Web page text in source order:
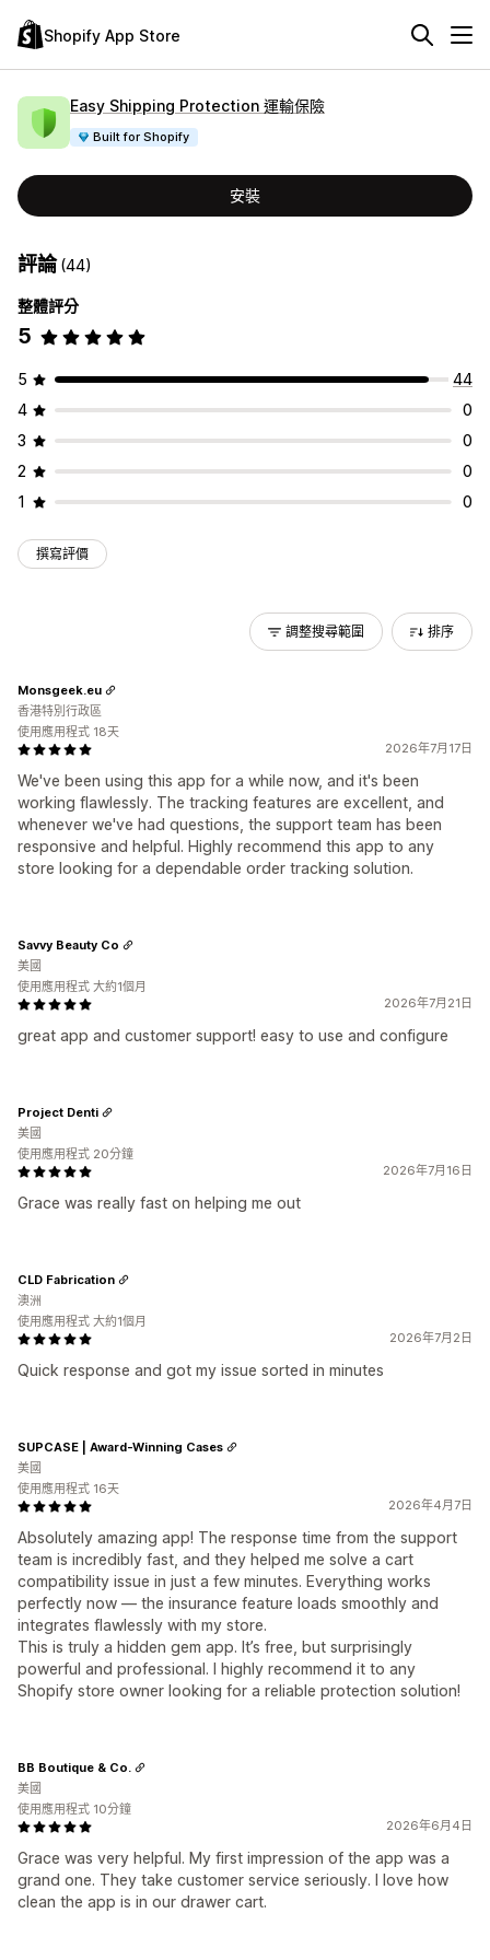
Shopify App Store
Easy Shipping Protection 運輸保險
Built for Shopify
安裝
評論(44)
整體評分
5
5
44
4
0
3
0
2
0
1
0
撰寫評價
調整搜尋範圍 排序
2026年7月17日
We've been using this app for a while now, and it's been
working flawlessly. The tracking features are excellent, and
whenever we've had questions, the support team has been
responsive and helpful. Highly recommend this app to any
store looking for a dependable order tracking solution.
Monsgeek.eu
香港特別行政區
使用應用程式 18天
2026年7月21日
great app and customer support! easy to use and configure
Savvy Beauty Co
美國
使用應用程式 大約1個月
2026年7月16日
Grace was really fast on helping me out
Project Denti
美國
使用應用程式 20分鐘
2026年7月2日
Quick response and got my issue sorted in minutes
CLD Fabrication
澳洲
使用應用程式 大約1個月
2026年4月7日
Absolutely amazing app! The response time from the support
team is incredibly fast, and they helped me solve a cart
compatibility issue in just a few minutes. Everything works
perfectly now — the insurance feature loads smoothly and
integrates flawlessly with my store.
This is truly a hidden gem app. It’s free, but surprisingly
powerful and professional. I highly recommend it to any
Shopify store owner looking for a reliable protection solution!
SUPCASE | Award-Winning Cases
美國
使用應用程式 16天
2026年6月4日
Grace was very helpful. My first impression of the app was a
grand one. They take customer service seriously. I love how
clean the app is in our drawer cart.
BB Boutique & Co.
美國
使用應用程式 10分鐘